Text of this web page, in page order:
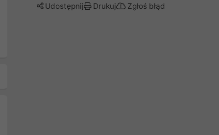
Udostępnij Drukuj Zgłoś błąd